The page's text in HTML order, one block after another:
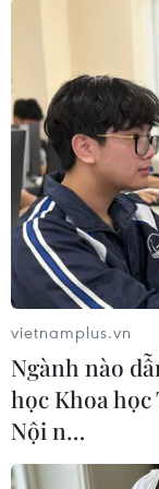
song không
Hội nghị New
thúc đẩy về
này./.
vietnamplus.vn
Ngành nào
học Khoa
Nội n…